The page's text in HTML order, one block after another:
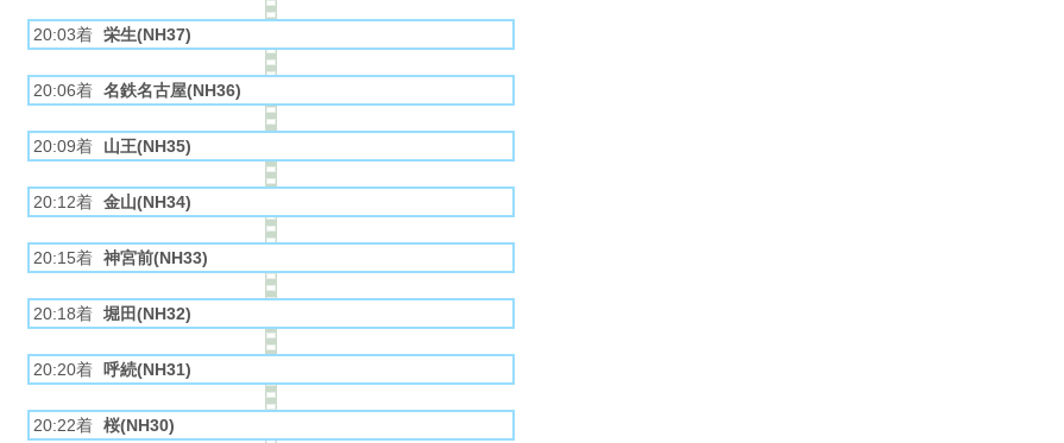
20:03着 栄生(NH37)
20:06着 名鉄名古屋(NH36)
20:09着 山王(NH35)
20:12着 金山(NH34)
20:15着 神宮前(NH33)
20:18着 堀田(NH32)
20:20着 呼続(NH31)
20:22着 桜(NH30)